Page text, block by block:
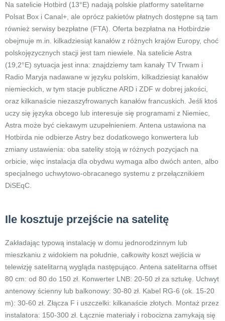
Na satelicie Hotbird (13°E) nadają polskie platformy satelitarne
Polsat Box i Canal+, ale oprócz pakietów płatnych dostępne są tam
również serwisy bezpłatne (FTA). Oferta bezpłatna na Hotbirdzie
obejmuje m.in. kilkadziesiąt kanałów z różnych krajów Europy, choć
polskojęzycznych stacji jest tam niewiele. Na satelicie Astra
(19,2°E) sytuacja jest inna: znajdziemy tam kanały TV Trwam i
Radio Maryja nadawane w języku polskim, kilkadziesiąt kanałów
niemieckich, w tym stacje publiczne ARD i ZDF w dobrej jakości,
oraz kilkanaście niezaszyfrowanych kanałów francuskich. Jeśli ktoś
uczy się języka obcego lub interesuje się programami z Niemiec,
Astra może być ciekawym uzupełnieniem. Antena ustawiona na
Hotbirda nie odbierze Astry bez dodatkowego konwertera lub
zmiany ustawienia: oba satelity stoją w różnych pozycjach na
orbicie, więc instalacja dla obydwu wymaga albo dwóch anten, albo
specjalnego uchwytowo-obracanego systemu z przełącznikiem
DiSEqC.
Ile kosztuje przejście na satelitę
Zakładając typową instalację w domu jednorodzinnym lub
mieszkaniu z widokiem na południe, całkowity koszt wejścia w
telewizję satelitarną wygląda następująco. Antena satelitarna offset
80 cm: od 80 do 150 zł. Konwerter LNB: 20-50 zł za sztukę. Uchwyt
antenowy ścienny lub balkonowy: 30-80 zł. Kabel RG-6 (ok. 15-20
m): 30-60 zł. Złącza F i uszczelki: kilkanaście złotych. Montaż przez
instalatora: 150-300 zł. Łącznie materiały i robocizna zamykają się